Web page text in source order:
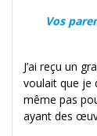
Vos
J’ai reçu un
voulait que je
même pas
ayant des